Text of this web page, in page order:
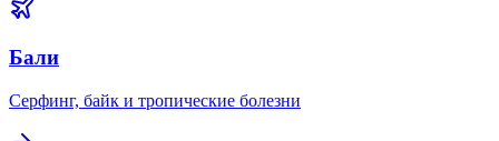
Бали
Серфинг, байк и тропические болезни